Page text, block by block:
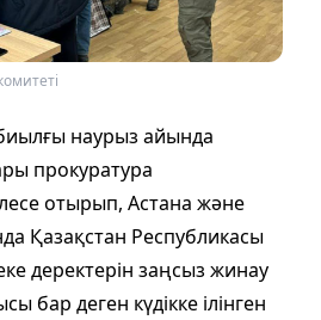
наурыз айында
прокуратура
отырып, Астана және
Қазақстан Республикасы
деректерін заңсыз жинау
бар деген күдікке ілінген